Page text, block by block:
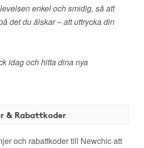
enkel och smidig, så att
det du älskar – att uttrycka din
idag och hitta dina nya
& Rabattkoder
och rabattkoder till Newchic att